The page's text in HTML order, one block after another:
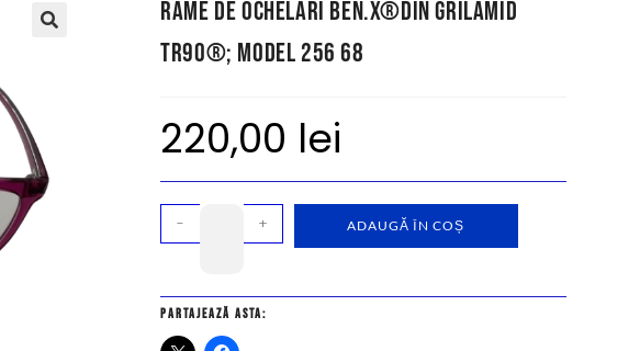
Rame de ochelari Ben.X®din Grilamid
TR90®; model 256 68
220,00 lei
- + ADAUGĂ ÎN COȘ
Partajează asta: